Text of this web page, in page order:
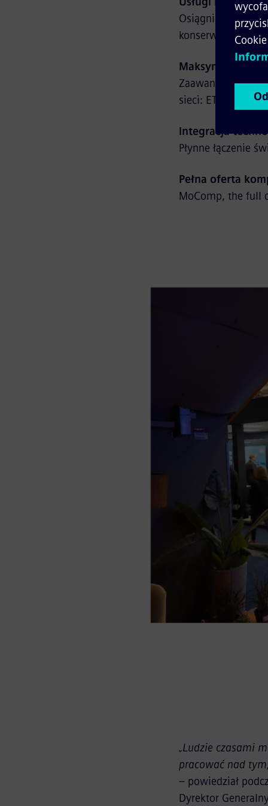
Osiągnięcie
konserwacji, takim
Maksymalna
Zaawansowane
sieci: ETCS 1&2,
Integracja
Płynne łączenie
Pełna oferta
MoComp, the full
„Ludzie czasami
pracować nad
– powiedział
Dyrektor